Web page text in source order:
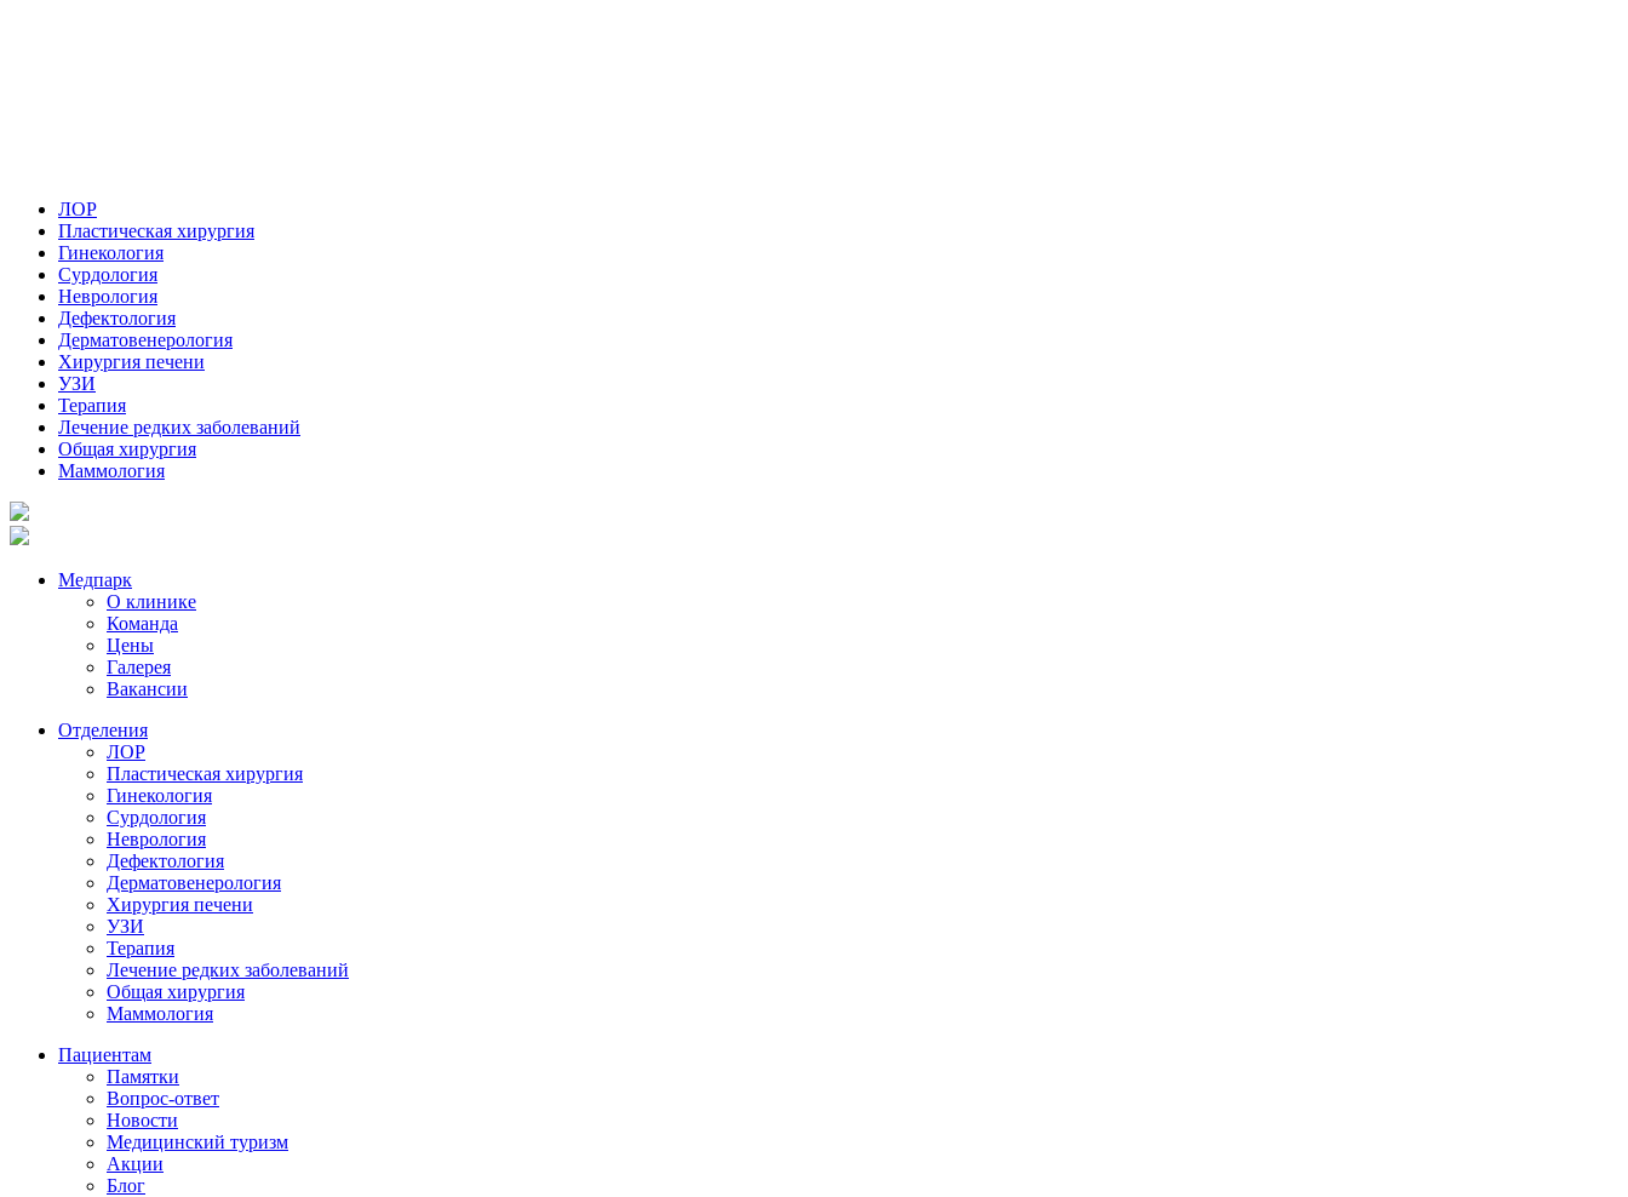
ЛОР
Пластическая хирургия
Гинекология
Сурдология
Неврология
Дефектология
Дерматовенерология
Хирургия печени
УЗИ
Терапия
Лечение редких заболеваний
Общая хирургия
Маммология
Медпарк
О клинике
Команда
Цены
Галерея
Вакансии
Отделения
ЛОР
Пластическая хирургия
Гинекология
Сурдология
Неврология
Дефектология
Дерматовенерология
Хирургия печени
УЗИ
Терапия
Лечение редких заболеваний
Общая хирургия
Маммология
Пациентам
Памятки
Вопрос-ответ
Новости
Медицинский туризм
Акции
Блог